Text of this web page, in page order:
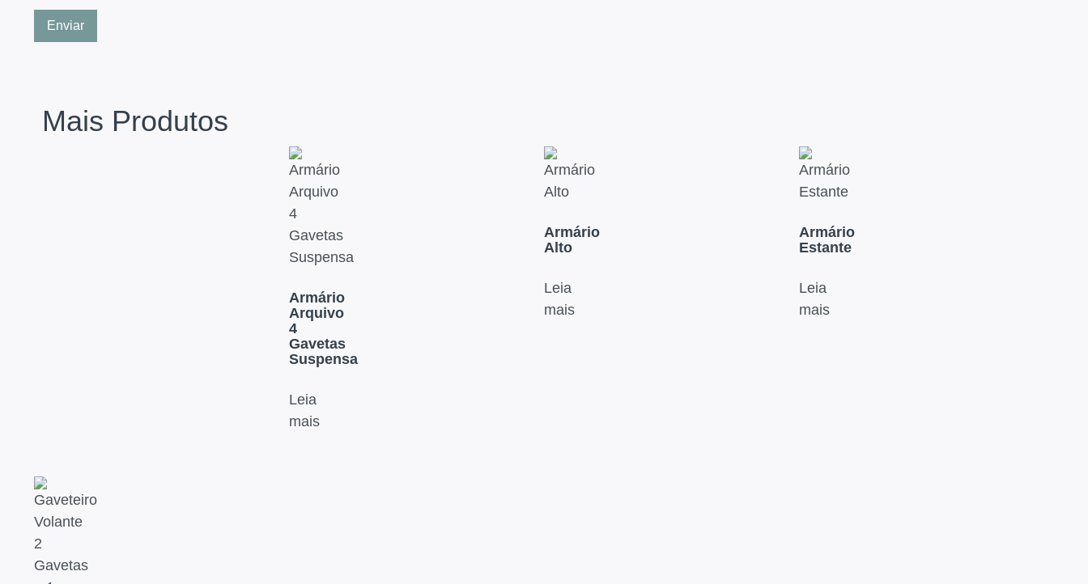
Mais Produtos
Armário
Arquivo
4
Gavetas
Suspensa
Leia
mais
Armário
Alto
Leia
mais
Armário
Estante
Leia
mais